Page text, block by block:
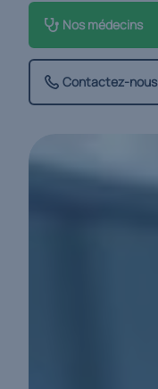
Nos médecins
Contactez-nous